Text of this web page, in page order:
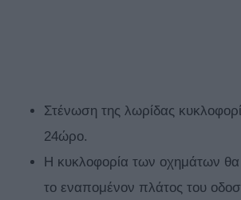
Στένωση της λωρίδας
24ώρο.
Η κυκλοφορία των οχημάτων θα
το εναπομένον πλάτος του